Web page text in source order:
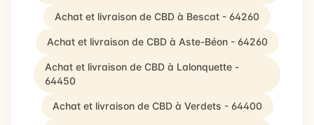
Achat et livraison de CBD à Bescat - 64260
Achat et livraison de CBD à Aste-Béon - 64260
Achat et livraison de CBD à Lalonquette -
64450
Achat et livraison de CBD à Verdets - 64400